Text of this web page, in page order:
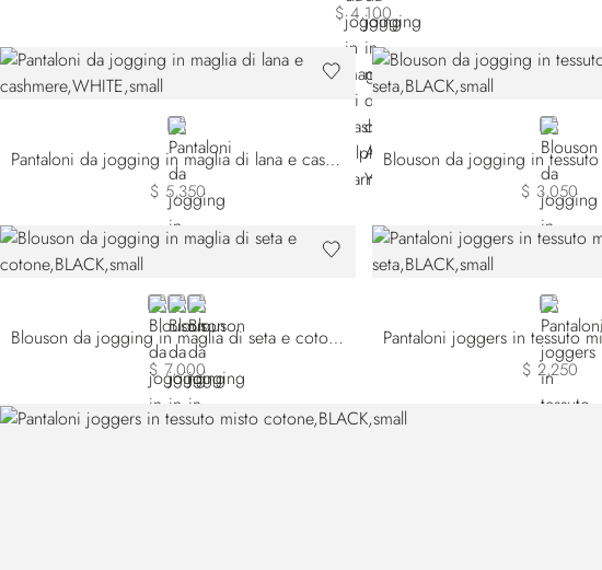
$ 4,100
WHITE
Pantaloni da jogging in maglia di lana e cashmere
$ 5,350
BLACK
$ 3,050
BLACK
GREYWHITE
Blouson da jogging in maglia di seta e cotone
$ 7,000
BLACK
$ 2,250